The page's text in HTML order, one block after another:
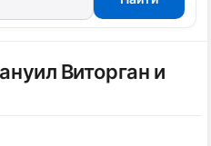
Виторган и